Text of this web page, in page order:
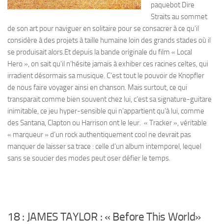
paquebot Dire
Straits au sommet
de son art pour naviguer en solitaire pour se consacrer à ce qu’il
considère à des projets à taille humaine loin des grands stades où il
se produisait alors.Et depuis la bande originale du film « Local
Hero », on sait qu’il n’hésite jamais à exhiber ces racines celtes, qui
irradient désormais sa musique. C’est tout le pouvoir de Knopfler
de nous faire voyager ainsi en chanson. Mais surtout, ce qui
transparait comme bien souvent chez lui, c’est sa signature-guitare
inimitable, ce jeu hyper-sensible qui n’appartient qu’à lui, comme
des Santana, Clapton ou Harrison ont le leur. « Tracker », véritable
« marqueur » d’un rock authentiquement cool ne devrait pas
manquer de laisser sa trace : celle d’un album intemporel, lequel
sans se soucier des modes peut oser défier le temps.
18 : JAMES TAYLOR : « Before This World»